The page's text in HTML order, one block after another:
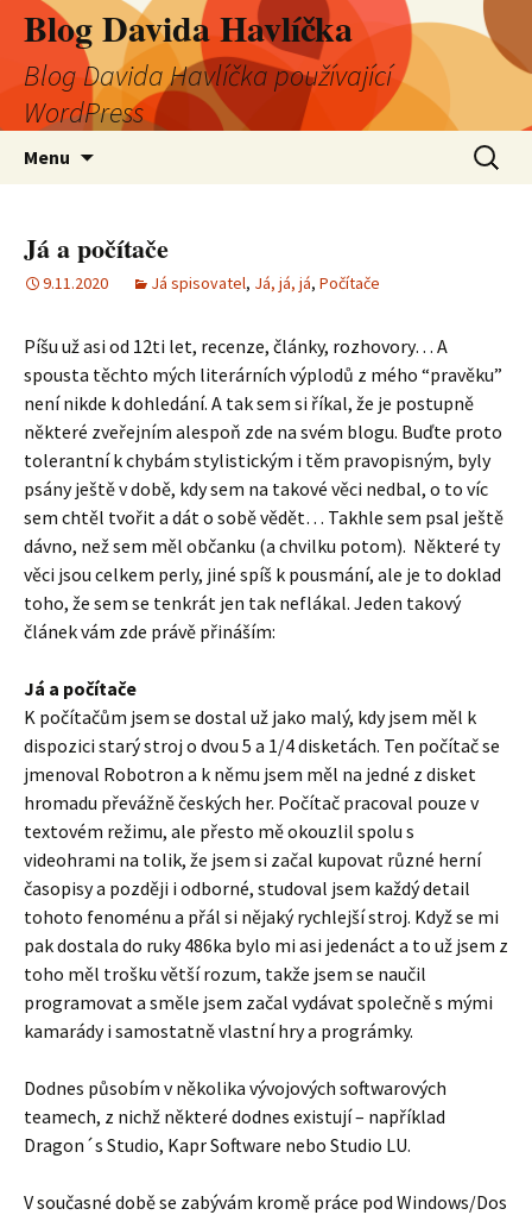
Blog Davida Havlíčka
Blog Davida Havlíčka používající
WordPress
Menu
Já a počítače
9.11.2020 Já spisovatel, Já, já, já, Počítače
Píšu už asi od 12ti let, recenze, články, rozhovory… A
spousta těchto mých literárních výplodů z mého “pravěku”
není nikde k dohledání. A tak sem si říkal, že je postupně
některé zveřejním alespoň zde na svém blogu. Buďte proto
tolerantní k chybám stylistickým i těm pravopisným, byly
psány ještě v době, kdy sem na takové věci nedbal, o to víc
sem chtěl tvořit a dát o sobě vědět… Takhle sem psal ještě
dávno, než sem měl občanku (a chvilku potom). Některé ty
věci jsou celkem perly, jiné spíš k pousmání, ale je to doklad
toho, že sem se tenkrát jen tak neflákal. Jeden takový
článek vám zde právě přináším:
Já a počítače
K počítačům jsem se dostal už jako malý, kdy jsem měl k
dispozici starý stroj o dvou 5 a 1/4 disketách. Ten počítač se
jmenoval Robotron a k němu jsem měl na jedné z disket
hromadu převážně českých her. Počítač pracoval pouze v
textovém režimu, ale přesto mě okouzlil spolu s
videohrami na tolik, že jsem si začal kupovat různé herní
časopisy a později i odborné, studoval jsem každý detail
tohoto fenoménu a přál si nějaký rychlejší stroj. Když se mi
pak dostala do ruky 486ka bylo mi asi jedenáct a to už jsem z
toho měl trošku větší rozum, takže jsem se naučil
programovat a směle jsem začal vydávat společně s mými
kamarády i samostatně vlastní hry a prográmky.
Dodnes působím v několika vývojových softwarových
teamech, z nichž některé dodnes existují – například
Dragon´s Studio, Kapr Software nebo Studio LU.
V současné době se zabývám kromě práce pod Windows/Dos